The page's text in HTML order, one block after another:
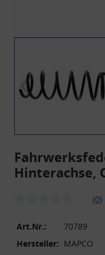
Hinterachse,
(0)
Art.Nr.:
70789
Hersteller: MAPCO